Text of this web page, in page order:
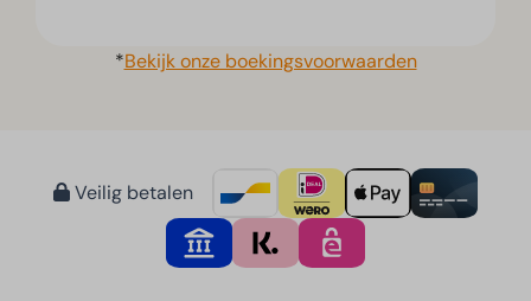
*Bekijk onze boekingsvoorwaarden
Veilig betalen